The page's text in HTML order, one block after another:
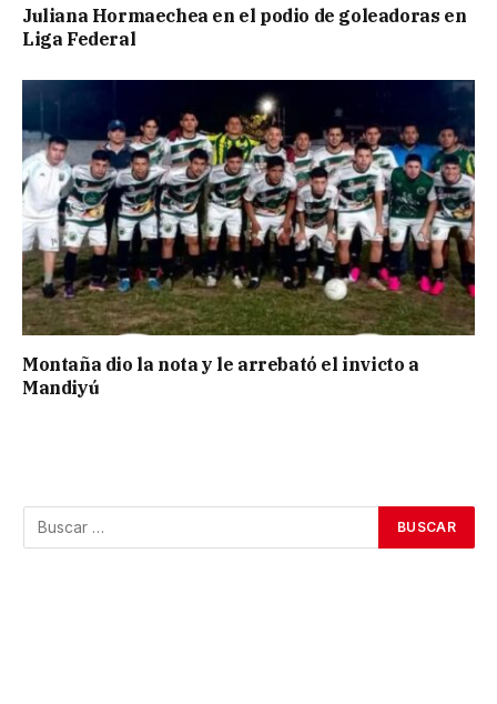
Juliana Hormaechea en el podio de goleadoras en
Liga Federal
Montaña dio la nota y le arrebató el invicto a
Mandiyú